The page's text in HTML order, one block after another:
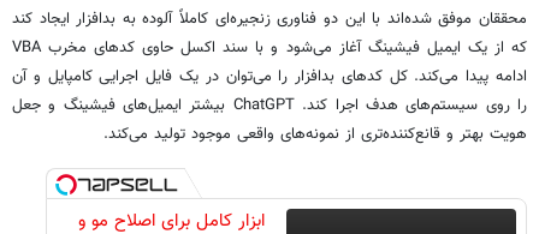
محققان موفق شده‌اند با این دو فناوری زنجیره‌ای کاملاً آلوده به بدافزار ایجاد کند
که از یک ایمیل فیشینگ آغاز می‌شود و با سند اکسل حاوی کدهای مخرب VBA
ادامه پیدا می‌کند. کل کدهای بدافزار را می‌توان در یک فایل اجرایی کامپایل و آن
را روی سیستم‌های هدف اجرا کند. ChatGPT بیشتر ایمیل‌های فیشینگ و جعل
هویت بهتر و قانع‌کننده‌تری از نمونه‌های واقعی موجود تولید می‌کند.
ابزار کامل برای اصلاح مو و